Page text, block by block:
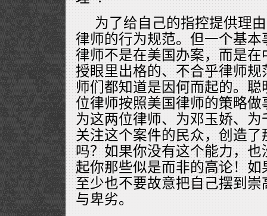
为了给自己的指控提供理
律师的行为规范。但一个基
律师不是在美国办案，而是
授眼里出格的、不合乎律师
师们都知道是因何而起的。
位律师按照美国律师的策略
为这两位律师、为邓玉娇、
关注这个案件的民众，创造
吗？如果你没有这个能力，
起你那些似是而非的高论！
至少也不要故意把自己摆到
与卑劣。